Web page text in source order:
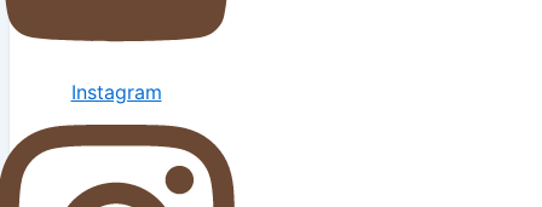
Instagram